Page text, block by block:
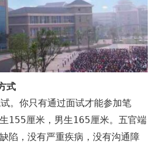
式
试。你只有通过面试才能参加笔
155厘米，男生165厘米。五官端
陷，没有严重疾病，没有沟通障